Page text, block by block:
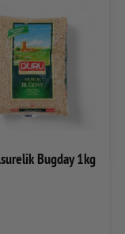
Bugday 1kg